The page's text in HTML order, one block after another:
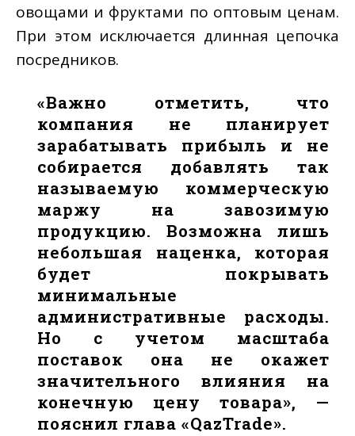
овощами и фруктами по оптовым ценам.
При этом исключается длинная цепочка
посредников.
«Важно отметить, что
компания не планирует
зарабатывать прибыль и не
собирается добавлять так
называемую коммерческую
маржу на завозимую
продукцию. Возможна лишь
небольшая наценка, которая
будет покрывать
минимальные
административные расходы.
Но с учетом масштаба
поставок она не окажет
значительного влияния на
конечную цену товара», —
пояснил глава «QazTrade».